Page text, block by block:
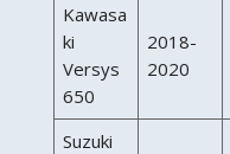
Kawasa
ki
Versys
650
2018-
2020
Suzuki